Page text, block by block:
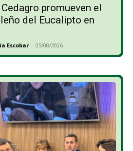
promueven el
del Eucalipto en
Escobar - 05/08/2026